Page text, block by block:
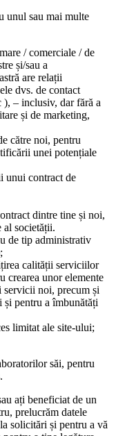
unul sau mai multe
/ comerciale / de
și/sau a
are relații
dvs. de contact
), – inclusiv, dar fără a
și de marketing,
către noi, pentru
unei potențiale
unui contract de
dintre tine și noi,
societății.
de tip administrativ
calității serviciilor
crearea unor elemente
noi, precum și
și pentru a îmbunătăți
limitat ale site-ului;
săi, pentru
ați beneficiat de un
prelucrăm datele
solicitări și pentru a vă